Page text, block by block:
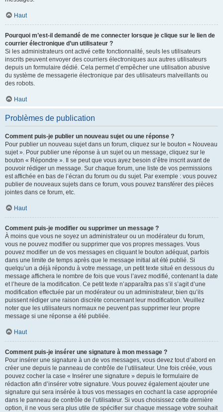
Haut
Pourquoi m’est-il demandé de me connecter lorsque je clique sur le lien de
courrier électronique d’un utilisateur ?
Si les administrateurs ont activé cette fonctionnalité, seuls les utilisateurs
inscrits peuvent envoyer des courriers électroniques aux autres utilisateurs
depuis un formulaire dédié. Cela permet d’empêcher une utilisation abusive
du système de messagerie électronique par des utilisateurs malveillants ou
des robots.
Haut
Problèmes de publication
Comment puis-je publier un nouveau sujet ou une réponse ?
Pour publier un nouveau sujet dans un forum, cliquez sur le bouton « Nouveau
sujet ». Pour publier une réponse à un sujet ou un message, cliquez sur le
bouton « Répondre ». Il se peut que vous ayez besoin d’être inscrit avant de
pouvoir rédiger un message. Sur chaque forum, une liste de vos permissions
est affichée en bas de l’écran du forum ou du sujet. Par exemple : vous pouvez
publier de nouveaux sujets dans ce forum, vous pouvez transférer des pièces
jointes dans ce forum, etc.
Haut
Comment puis-je modifier ou supprimer un message ?
À moins que vous ne soyez un administrateur ou un modérateur du forum,
vous ne pouvez modifier ou supprimer que vos propres messages. Vous
pouvez modifier un de vos messages en cliquant le bouton adéquat, parfois
dans une limite de temps après que le message initial ait été publié. Si
quelqu’un a déjà répondu à votre message, un petit texte situé en dessous du
message affichera le nombre de fois que vous l’avez modifié, contenant la date
et l’heure de la modification. Ce petit texte n’apparaîtra pas s’il s’agit d’une
modification effectuée par un modérateur ou un administrateur, bien qu’ils
puissent rédiger une raison discrète concernant leur modification. Veuillez
noter que les utilisateurs normaux ne peuvent pas supprimer leur propre
message si une réponse a été publiée.
Haut
Comment puis-je insérer une signature à mon message ?
Pour insérer une signature à un de vos messages, vous devez tout d’abord en
créer une depuis le panneau de contrôle de l’utilisateur. Une fois créée, vous
pouvez cocher la case « Insérer une signature » depuis le formulaire de
rédaction afin d’insérer votre signature. Vous pouvez également ajouter une
signature qui sera insérée à tous vos messages en cochant la case appropriée
dans le panneau de contrôle de l’utilisateur. Si vous choisissez cette dernière
option, il ne vous sera plus utile de spécifier sur chaque message votre souhait